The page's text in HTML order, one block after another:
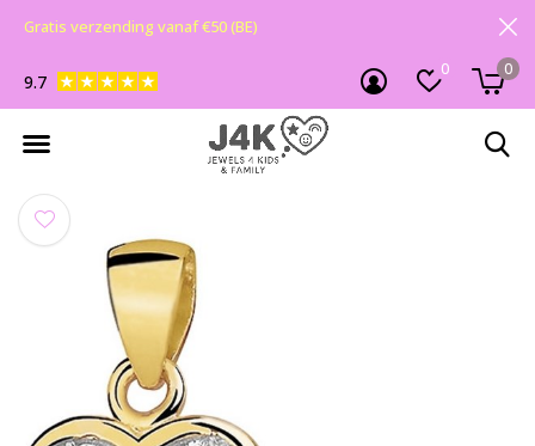
0 0
9.7
Gratis verzending vanaf €50 (BE)